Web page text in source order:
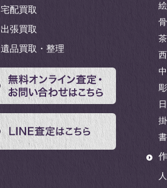
宅配買取
出張買取
遺品買取・整理